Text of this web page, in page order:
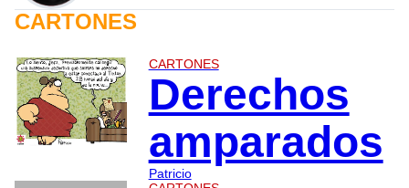
CARTONES
CARTONES
Derechos
amparados
Patricio